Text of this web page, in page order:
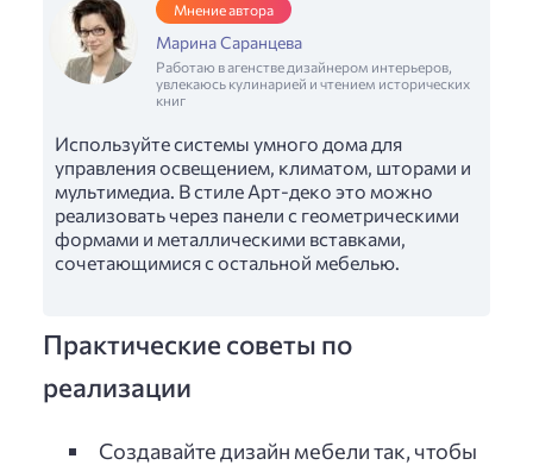
Мнение автора
Марина Саранцева
Работаю в агенстве дизайнером интерьеров,
увлекаюсь кулинарией и чтением исторических
книг
Используйте системы умного дома для
управления освещением, климатом, шторами и
мультимедиа. В стиле Арт-деко это можно
реализовать через панели с геометрическими
формами и металлическими вставками,
сочетающимися с остальной мебелью.
Практические советы по
реализации
Создавайте дизайн мебели так, чтобы